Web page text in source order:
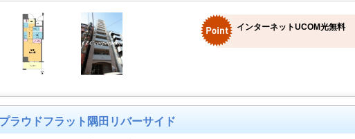
インターネットUCOM光無料
ラウドフラット隅田リバーサイド